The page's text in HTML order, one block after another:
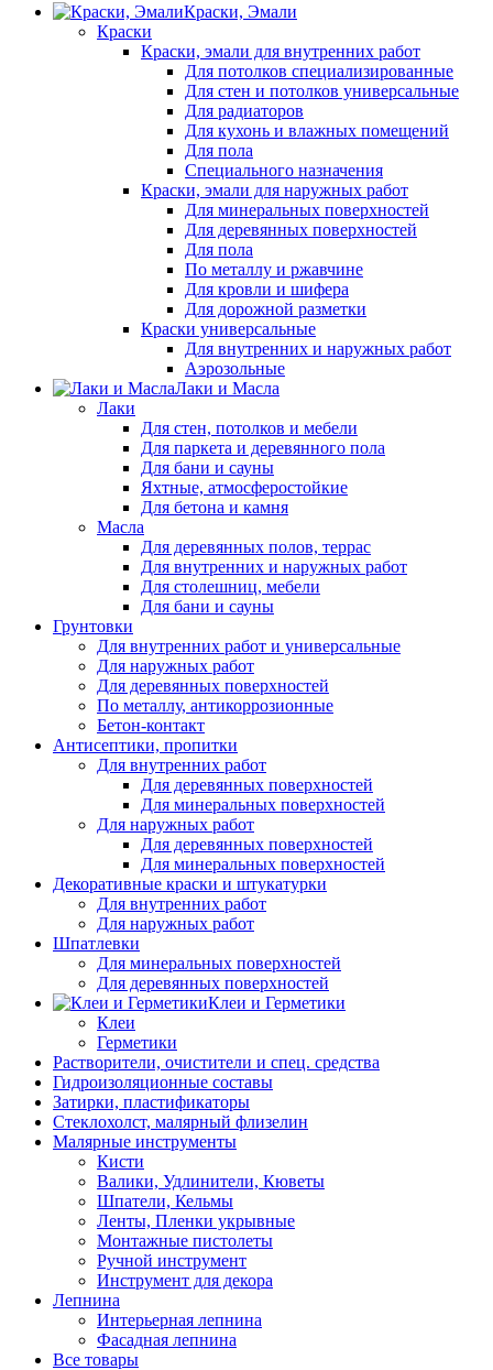
Краски, Эмали
Краски
Краски, эмали для внутренних работ
Для потолков специализированные
Для стен и потолков универсальные
Для радиаторов
Для кухонь и влажных помещений
Для пола
Специального назначения
Краски, эмали для наружных работ
Для минеральных поверхностей
Для деревянных поверхностей
Для пола
По металлу и ржавчине
Для кровли и шифера
Для дорожной разметки
Краски универсальные
Для внутренних и наружных работ
Аэрозольные
Лаки и Масла
Лаки
Для стен, потолков и мебели
Для паркета и деревянного пола
Для бани и сауны
Яхтные, атмосферостойкие
Для бетона и камня
Масла
Для деревянных полов, террас
Для внутренних и наружных работ
Для столешниц, мебели
Для бани и сауны
Грунтовки
Для внутренних работ и универсальные
Для наружных работ
Для деревянных поверхностей
По металлу, антикоррозионные
Бетон-контакт
Антисептики, пропитки
Для внутренних работ
Для деревянных поверхностей
Для минеральных поверхностей
Для наружных работ
Для деревянных поверхностей
Для минеральных поверхностей
Декоративные краски и штукатурки
Для внутренних работ
Для наружных работ
Шпатлевки
Для минеральных поверхностей
Для деревянных поверхностей
Клеи и Герметики
Клеи
Герметики
Растворители, очистители и спец. средства
Гидроизоляционные составы
Затирки, пластификаторы
Стеклохолст, малярный флизелин
Малярные инструменты
Кисти
Валики, Удлинители, Кюветы
Шпатели, Кельмы
Ленты, Пленки укрывные
Монтажные пистолеты
Ручной инструмент
Инструмент для декора
Лепнина
Интерьерная лепнина
Фасадная лепнина
Все товары